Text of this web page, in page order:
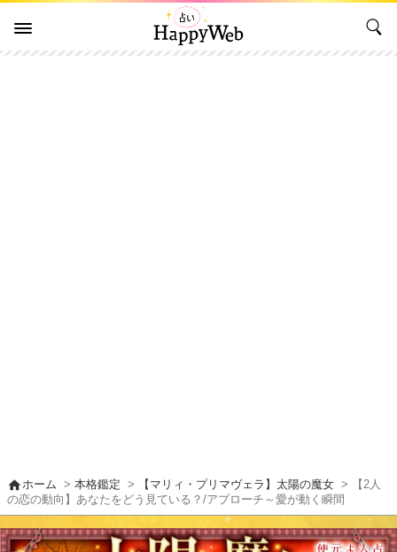
homeホーム >本格鑑定 > 【マリィ・プリマヴェラ】太陽の魔女 > 【2人
の恋の動向】あなたをどう見ている？/アプローチ～愛が動く瞬間